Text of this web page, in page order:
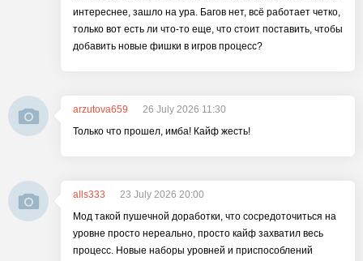
интереснее, зашло на ура. Багов нет, всё работает четко,
только вот есть ли что-то еще, что стоит поставить, чтобы
добавить новые фишки в игров процесс?
arzutova659
26 July 2026 11:30
Только что прошел, имба! Кайф жесть!
alls333
23 July 2026 20:00
Мод такой пушечной доработки, что сосредоточиться на
уровне просто нереально, просто кайф захватил весь
процесс. Новые наборы уровней и приспособлений